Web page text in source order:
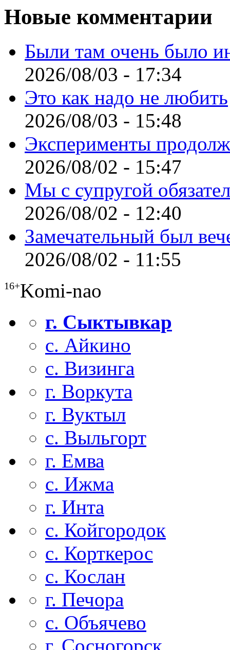
Новые комментарии
Были там очень было
2026/08/03 - 17:34
Это как надо не любить
2026/08/03 - 15:48
Эксперименты
2026/08/02 - 15:47
Мы с супругой
2026/08/02 - 12:40
Замечательный был
2026/08/02 - 11:55
16+Komi-nao
г. Сыктывкар
с. Айкино
с. Визинга
г. Воркута
г. Вуктыл
с. Выльгорт
г. Емва
с. Ижма
г. Инта
с. Койгородок
с. Корткерос
с. Кослан
г. Печора
с. Объячево
г. Сосногорск